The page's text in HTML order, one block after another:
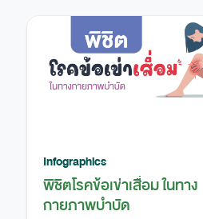
Infographics
พิชิตโรคข้อเข่าเสื่อม ในทาง
กายภาพบำบัด